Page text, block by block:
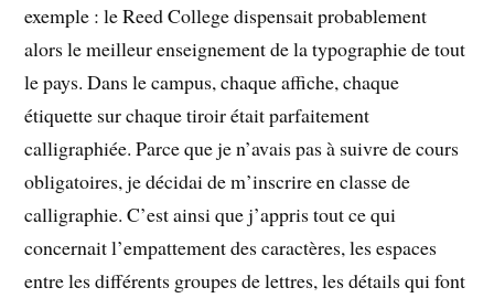
exemple : le Reed College dispensait probablement
alors le meilleur enseignement de la typographie de tout
le pays. Dans le campus, chaque affiche, chaque
étiquette sur chaque tiroir était parfaitement
calligraphiée. Parce que je n’avais pas à suivre de cours
obligatoires, je décidai de m’inscrire en classe de
calligraphie. C’est ainsi que j’appris tout ce qui
concernait l’empattement des caractères, les espaces
entre les différents groupes de lettres, les détails qui font